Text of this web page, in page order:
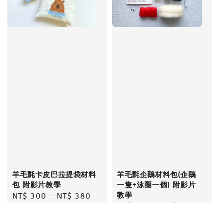
羊毛氈卡皮巴拉提袋材料
包 附影片教學
Regular
NT$ 300 - NT$ 380
羊毛氈企鵝材料包(企鵝
一隻+泳圈一個) 附影片
教學